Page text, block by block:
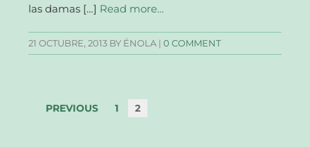
las damas […] Read more…
21 OCTUBRE, 2013 BY ÉNOLA |0 COMMENT
PREVIOUS 1 2